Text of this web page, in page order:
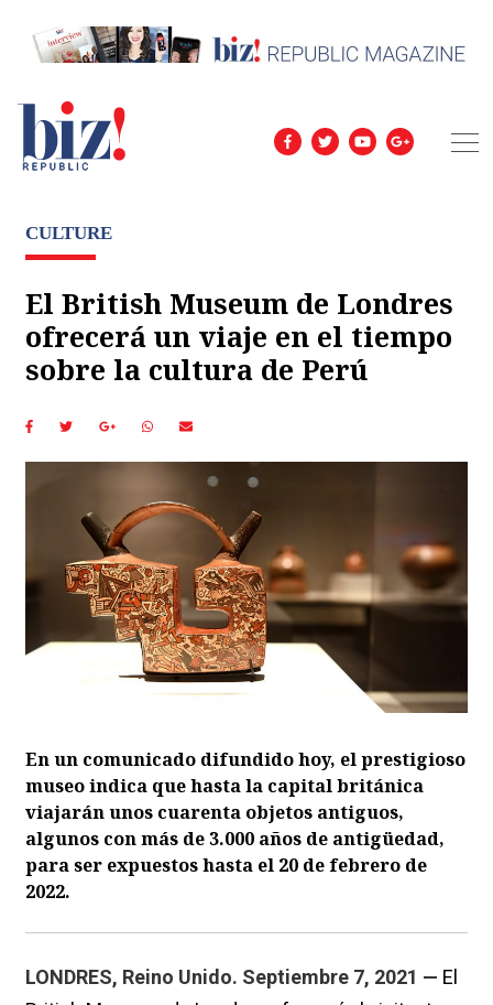
CULTURE
El British Museum de Londres
ofrecerá un viaje en el tiempo
sobre la cultura de Perú
En un comunicado difundido hoy, el prestigioso
museo indica que hasta la capital británica
viajarán unos cuarenta objetos antiguos,
algunos con más de 3.000 años de antigüedad,
para ser expuestos hasta el 20 de febrero de
2022.
LONDRES, Reino Unido. Septiembre 7, 2021 — El